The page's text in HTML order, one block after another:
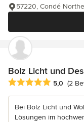
57220, Condé
Bolz Licht und
Durchschnittliche
5,0 (2
Bei Bolz Licht und
Lösungen im